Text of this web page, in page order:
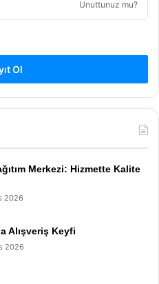
Unuttunuz mu?
Ol
Merkezi: Hizmette Kalite
2026
Alışveriş Keyfi
2026